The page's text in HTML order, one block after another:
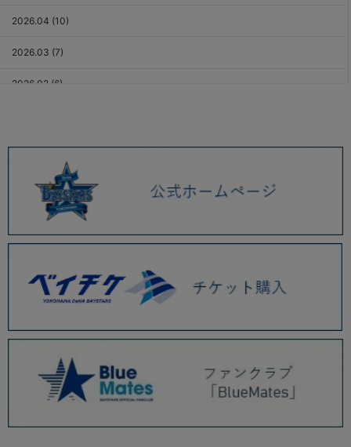
2026.04 (10)
2026.03 (7)
2026.02 (6)
2025.12 (3)
2025.11 (6)
2025.10 (5)
2025.09 (5)
2025.08 (6)
2025.07 (6)
2025.05 (9)
2025.04 (9)
2025.03 (9)